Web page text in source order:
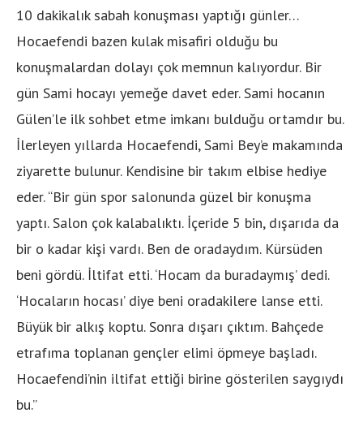
10 dakikalık sabah konuşması yaptığı günler…
Hocaefendi bazen kulak misafiri olduğu bu
konuşmalardan dolayı çok memnun kalıyordur. Bir
gün Sami hocayı yemeğe davet eder. Sami hocanın
Gülen’le ilk sohbet etme imkanı bulduğu ortamdır bu.
İlerleyen yıllarda Hocaefendi, Sami Bey’e makamında
ziyarette bulunur. Kendisine bir takım elbise hediye
eder. “Bir gün spor salonunda güzel bir konuşma
yaptı. Salon çok kalabalıktı. İçeride 5 bin, dışarıda da
bir o kadar kişi vardı. Ben de oradaydım. Kürsüden
beni gördü. İltifat etti. ‘Hocam da buradaymış’ dedi.
‘Hocaların hocası’ diye beni oradakilere lanse etti.
Büyük bir alkış koptu. Sonra dışarı çıktım. Bahçede
etrafıma toplanan gençler elimi öpmeye başladı.
Hocaefendi’nin iltifat ettiği birine gösterilen saygıydı
bu.”